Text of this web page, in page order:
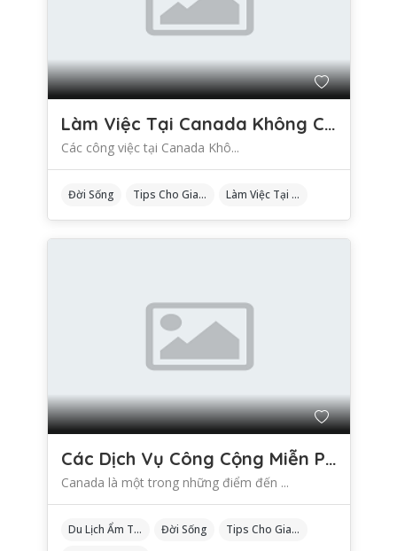
Làm Việc Tại Canada Không Cần Bằng Cấp: Những Cơ Hội Ít Ai Biết
Các công việc tại Canada Khô...
Đời Sống Tips Cho Gia Đình Làm Việc Tại Canada Không Cần Bằng Cấp
Các Dịch Vụ Công Cộng Miễn Phí Hữu Ích Khi Du Lịch Canada
Canada là một trong những điểm đến ...
Du Lịch Ẩm Thực Đời Sống
Tips Cho Gia Đình